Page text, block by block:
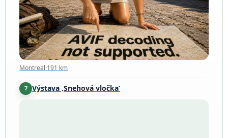
Montreal·191 km
7 Výstava ‚Snehová vločka‘